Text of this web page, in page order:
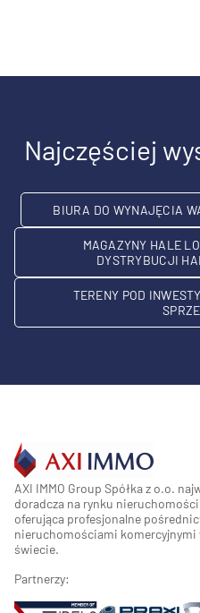
Najczęściej
BIURA DO WYNAJĘCIA
MAGAZYNY HALE
DYSTRYBUCJI
TERENY POD
AXI IMMO Group Spółka z o.o.
doradcza na rynku
oferująca profesjonalne
nieruchomościami komercyjnymi
świecie.
Partnerzy: